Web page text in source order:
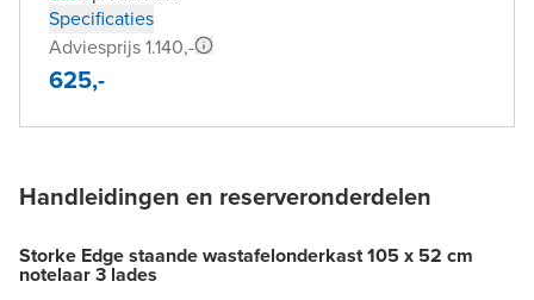
Specificaties
Adviesprijs 1.140,-
625,-
Handleidingen en reserveronderdelen
Storke Edge staande wastafelonderkast 105 x 52 cm
notelaar 3 lades